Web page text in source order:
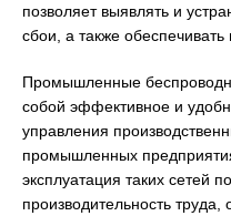
позволяет выявлять и
сбои, а также
Промышленные
собой эффективное и
управления
промышленных
эксплуатация таких сетей
производительность труда,